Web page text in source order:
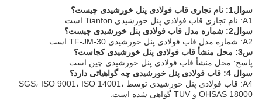
سوال1: نام تجاری قاب فولادی پنل خورشیدی چیست؟
A1: نام تجاری قاب فولادی پنل خورشیدی Tianfon است.
سوال2: شماره مدل قاب فولادی پنل خورشیدی چیست؟
A2: شماره مدل قاب فولادی پنل خورشیدی TF-JM-30 است.
س3: محل منشأ قاب فولادی پنل خورشیدی کجاست؟
پاسخ: محل منشأ قاب فولادی پنل خورشیدی چین است.
سوال 4: قاب فولادی پنل خورشیدی چه گواهیاتی دارد؟
A4: قاب فولادی پنل خورشیدی توسط SGS، ISO 9001، ISO 14001،
OHSAS 18000 و TUV گواهی شده است.